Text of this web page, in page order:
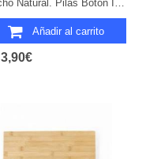
Corcho Natural. Pilas Botón Incluidas.
Añadir al carrito
3,90€